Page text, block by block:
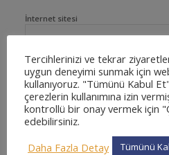
İnternet sitesi
Tercihlerinizi ve tekrar
uygun deneyimi sunmak için
kullanıyoruz. "Tümünü Kabul
çerezlerin kullanımına izin
kontrollü bir onay vermek için
edebilirsiniz.
Daha Fazla Detay
Tümünü